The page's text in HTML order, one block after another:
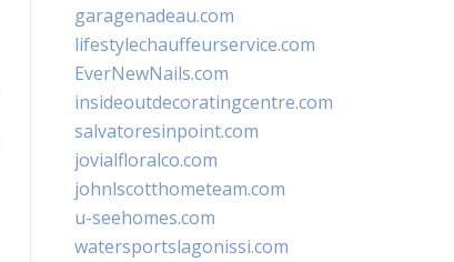
garagenadeau.com
lifestylechauffeurservice.com
EverNewNails.com
insideoutdecoratingcentre.com
salvatoresinpoint.com
jovialfloralco.com
johnlscotthometeam.com
u-seehomes.com
watersportslagonissi.com